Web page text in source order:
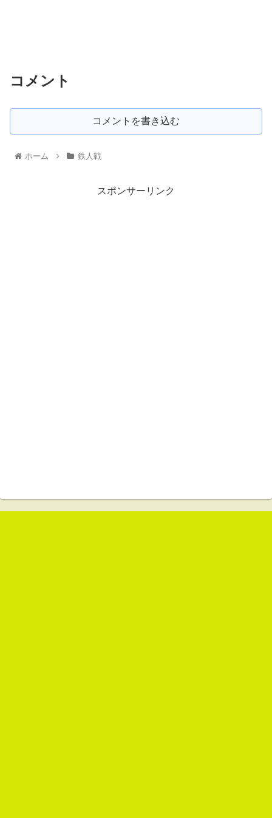
コメント
コメントを書き込む
ホーム 鉄人戦
スポンサーリンク